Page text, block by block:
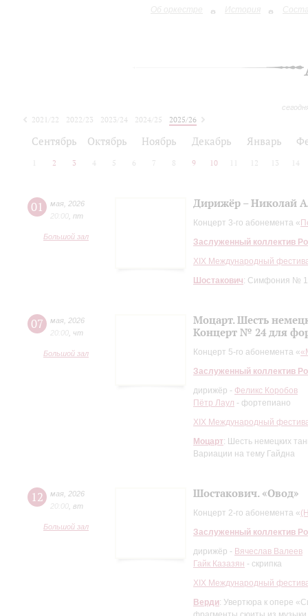
Об оркестре История
2021/22 2022/23 2023/24 2024/25
2025/26
Сентябрь Октябрь Ноябрь Декабрь Январь
2 3 4 5 6 7 8 9 10 12 13 14
01 мая 2026
20:00 пт
Большой зал
Дирижёр – Николай
Концерт 3-го абонемента «
Заслуженный коллектив
XIХ Международный
Шостакович: Симфония №
07 мая 2026
20:00 чт
Большой зал
Моцарт. Шесть
Концерт № 24 для
Концерт 5-го абонемента «
Заслуженный коллектив
дирижёр - Феликс Коробов
Пётр Лаул - фортепиано
XIХ Международный
Моцарт: Шесть немецких
Вариации на тему Гайдна
12 мая 2026
20:00 вт
Большой зал
Шостакович. «Овод»
Концерт 2-го абонемента «
Заслуженный коллектив
дирижёр - Вячеслав Валеев
Гайк Казазян - скрипка
XIХ Международный
Верди: Увертюра к опере